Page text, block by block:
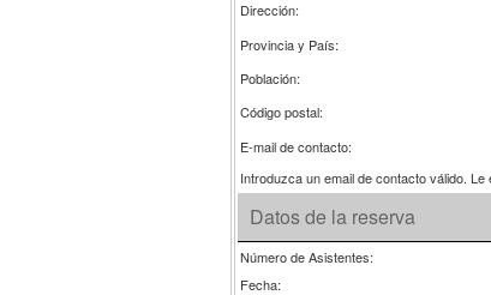
Dirección:
Provincia y País:
Población:
Código postal:
E-mail de contacto:
Introduzca un email de contacto válido.
Datos de la reserva
Número de Asistentes:
Fecha: